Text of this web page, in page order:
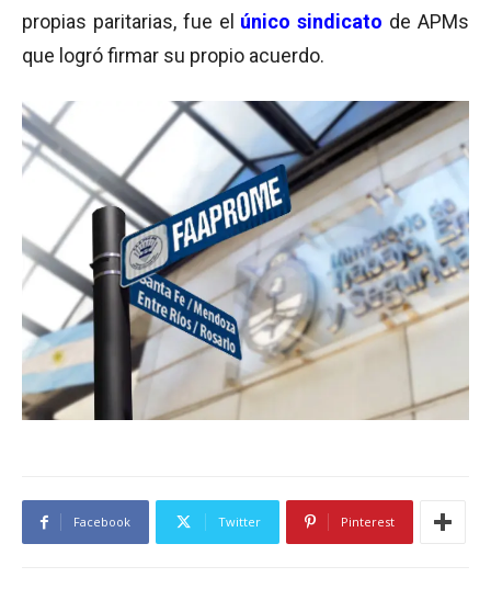
propias paritarias, fue el único sindicato de APMs
que logró firmar su propio acuerdo.
Facebook Twitter Pinterest